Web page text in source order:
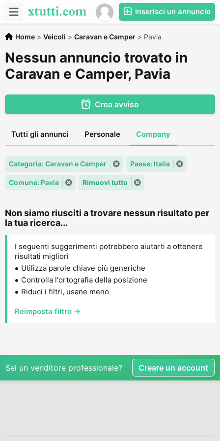
Inserisci un annuncio
Home > Veicoli > Caravan e Camper > Pavia
Nessun annuncio trovato in
Caravan e Camper, Pavia
Crea avviso
Tutti gli annunci Personale Company
Categoria: Caravan e Camper Paese: Italia
Comune: Pavia Rimuovi tutto
Non siamo riusciti a trovare nessun risultato per
la tua ricerca...
I seguenti suggerimenti potrebbero aiutarti a ottenere
risultati migliori
Utilizza parole chiave più generiche
Controlla l'ortografia della posizione
Riduci i filtri, usane meno
Reimposta filtro →
Sei un venditore professionale? Creare un account